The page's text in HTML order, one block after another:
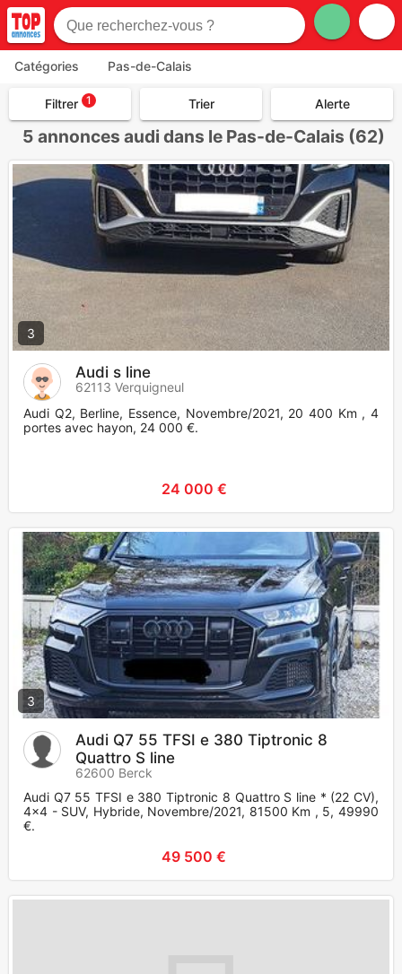
Catégories Pas-de-Calais
Filtrer 1 Trier Alerte
5 annonces audi dans le Pas-de-Calais (62)
3
Audi s line
62113 Verquigneul
Audi Q2, Berline, Essence, Novembre/2021, 20 400 Km , 4
portes avec hayon, 24 000 €.
24 000 €
3
Audi Q7 55 TFSI e 380 Tiptronic 8
Quattro S line
62600 Berck
Audi Q7 55 TFSI e 380 Tiptronic 8 Quattro S line * (22 CV),
4x4 - SUV, Hybride, Novembre/2021, 81500 Km , 5, 49990
€.
49 500 €